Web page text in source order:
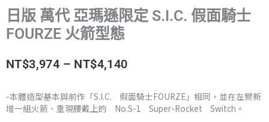
日版 萬代 亞瑪遜限定 S.I.C. 假面騎士
FOURZE 火箭型態
NT$3,974 – NT$4,140價
範
-本體造型基本與前作「S.I.C. 假面騎士FOURZE」相同，並在左臂新
增一組火箭、重現腰戴上的 No.S-1 Super-Rocket Switch。